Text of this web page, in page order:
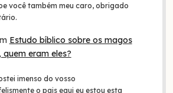
você também meu caro, obrigado
Estudo bíblico sobre os magos
quem eram eles?
imenso do vosso
o pais equi eu estou esta